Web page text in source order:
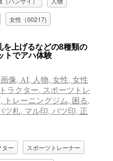
女性（00217)
を上げるなどの8種類の
トでアハ体験
ター スポーツトレーナー